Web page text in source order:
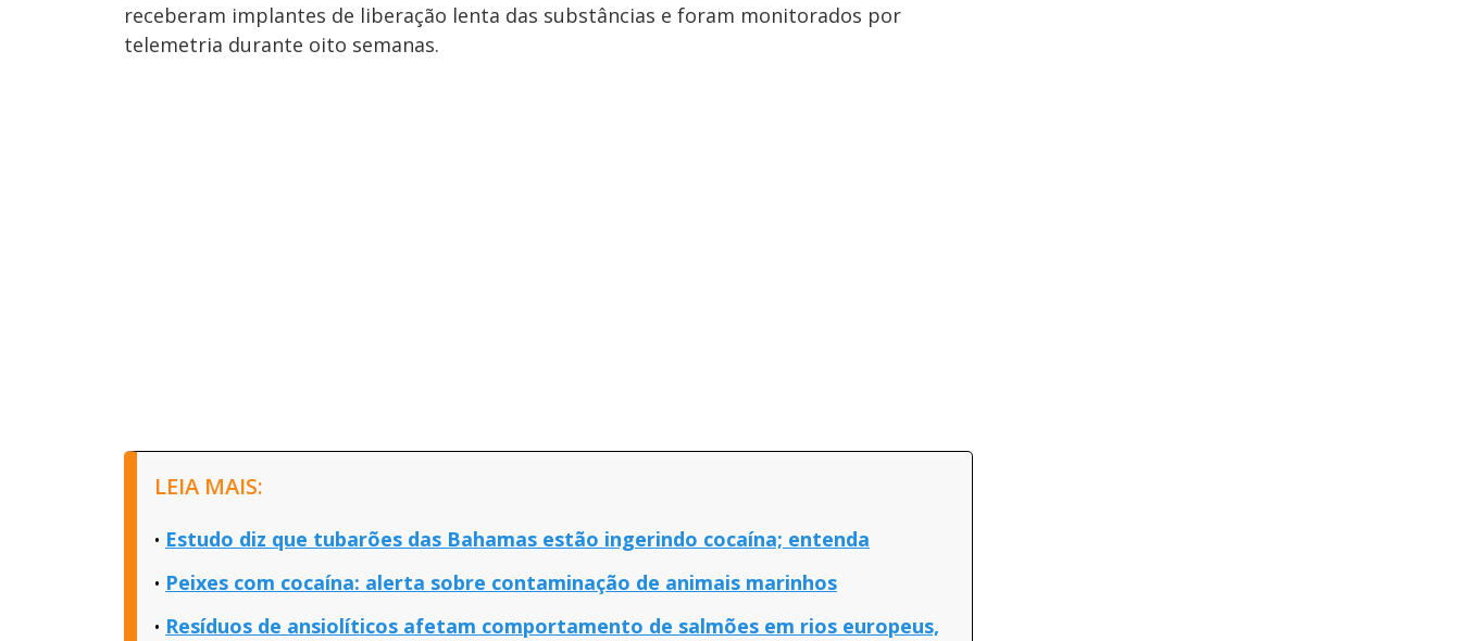
receberam implantes de liberação lenta das substâncias e foram monitorados por
telemetria durante oito semanas.
LEIA MAIS:
Estudo diz que tubarões das Bahamas estão ingerindo cocaína; entenda
Peixes com cocaína: alerta sobre contaminação de animais marinhos
Resíduos de ansiolíticos afetam comportamento de salmões em rios europeus,